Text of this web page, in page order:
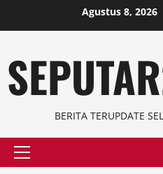
to
Agustus 8, 2026
BERITA TERUPDATE
Primary